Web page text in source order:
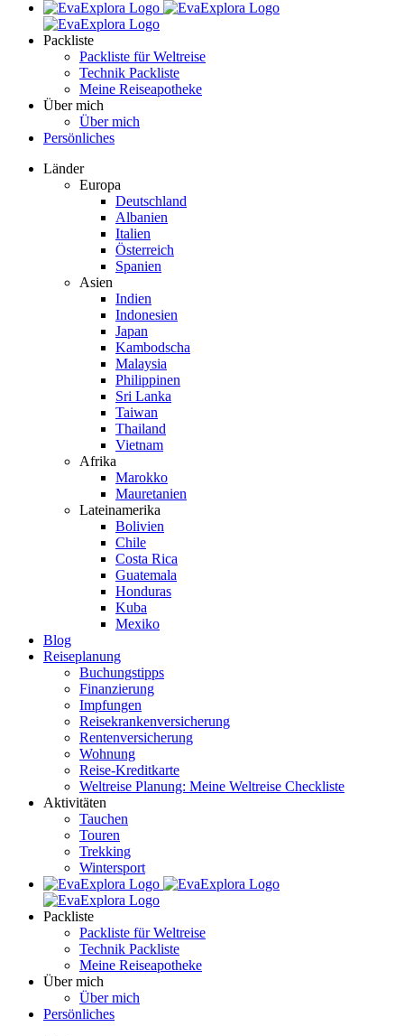
Packliste
Packliste für Weltreise
Technik Packliste
Meine Reiseapotheke
Über mich
Über mich
Persönliches
Länder
Europa
Deutschland
Albanien
Italien
Österreich
Spanien
Asien
Indien
Indonesien
Japan
Kambodscha
Malaysia
Philippinen
Sri Lanka
Taiwan
Thailand
Vietnam
Afrika
Marokko
Mauretanien
Lateinamerika
Bolivien
Chile
Costa Rica
Guatemala
Honduras
Kuba
Mexiko
Blog
Reiseplanung
Buchungstipps
Finanzierung
Impfungen
Reisekrankenversicherung
Rentenversicherung
Wohnung
Reise-Kreditkarte
Weltreise Planung: Meine Weltreise Checkliste
Aktivitäten
Tauchen
Touren
Trekking
Wintersport
Packliste
Packliste für Weltreise
Technik Packliste
Meine Reiseapotheke
Über mich
Über mich
Persönliches